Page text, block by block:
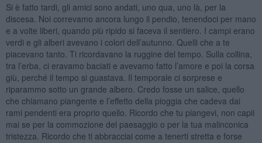
Si è fatto tardi, gli amici sono andati, uno qua, uno là, per la
discesa. Noi correvamo ancora lungo il pendio, tenendoci per mano
e a volte liberi, quando più ripido si faceva il sentiero. I campi erano
verdi e gli alberi avevano i colori dell’autunno. Quelli che a te
piacevano tanto. Ti ricordavano la ruggine del tempo. Sulla collina,
tra l’erba, ci eravamo baciati e avevamo fatto l’amore e poi la corsa
giù, perché il tempo si guastava. Il temporale ci sorprese e
riparammo sotto un grande albero. Credo fosse un salice, quello
che chiamano piangente e l’effetto della pioggia che cadeva dai
rami pendenti era proprio quello. Ricordo che tu piangevi, non capii
mai se per la commozione del paesaggio o per la tua malinconica
tristezza. Ricordo che ti abbracciai come a tenerti stretta e forse